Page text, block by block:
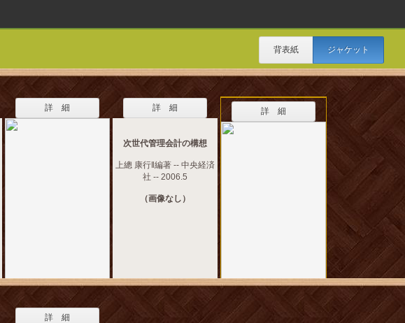
背表紙 ジャケット
詳 細 詳 細
次世代管理会計の構想
上總 康行‖編著 -- 中央経済
社 -- 2006.5
（画像なし）
詳 細
詳 細